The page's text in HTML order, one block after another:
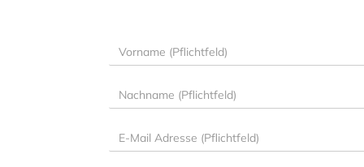
Vorname
(Pflichtfeld)
Nachname
(Pflichtfeld)
E-
Mail